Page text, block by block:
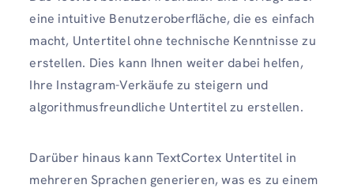
eine intuitive Benutzeroberfläche, die es einfach
macht, Untertitel ohne technische Kenntnisse zu
erstellen. Dies kann Ihnen weiter dabei helfen,
Ihre Instagram-Verkäufe zu steigern und
algorithmusfreundliche Untertitel zu erstellen.
Darüber hinaus kann TextCortex Untertitel in
mehreren Sprachen generieren, was es zu einem